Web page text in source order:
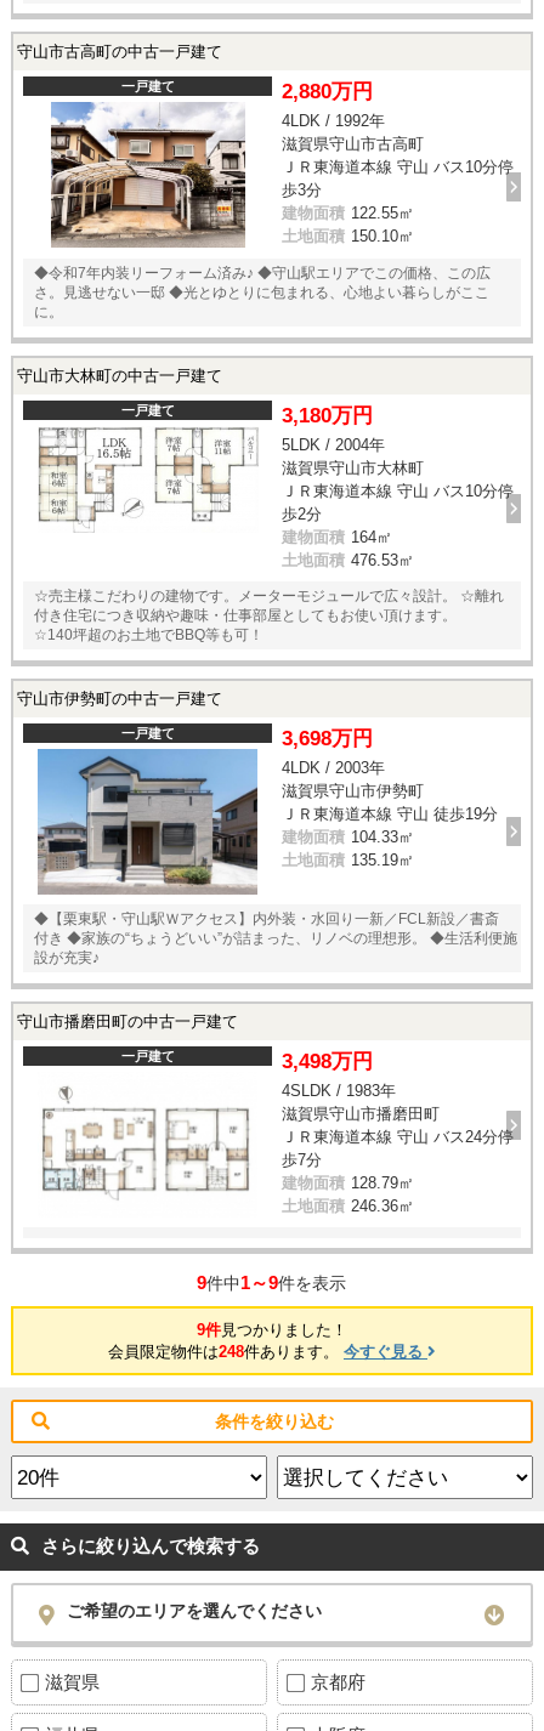
守山市古高町の中古一戸建て
一戸建て 2,880万円
4LDK / 1992年
滋賀県守山市古高町
ＪＲ東海道本線 守山 バス10分停
歩3分
建物面積 122.55㎡
土地面積 150.10㎡
◆令和7年内装リーフォーム済み♪ ◆守山駅エリアでこの価格、この広
さ。見逃せない一邸 ◆光とゆとりに包まれる、心地よい暮らしがここ
に。
守山市大林町の中古一戸建て
一戸建て 3,180万円
5LDK / 2004年
滋賀県守山市大林町
ＪＲ東海道本線 守山 バス10分停
歩2分
建物面積 164㎡
土地面積 476.53㎡
☆売主様こだわりの建物です。メーターモジュールで広々設計。 ☆離れ
付き住宅につき収納や趣味・仕事部屋としてもお使い頂けます。
☆140坪超のお土地でBBQ等も可！
守山市伊勢町の中古一戸建て
一戸建て 3,698万円
4LDK / 2003年
滋賀県守山市伊勢町
ＪＲ東海道本線 守山 徒歩19分
建物面積 104.33㎡
土地面積 135.19㎡
◆【栗東駅・守山駅Ｗアクセス】内外装・水回り一新／FCL新設／書斎
付き ◆家族の“ちょうどいい”が詰まった、リノベの理想形。 ◆生活利便施
設が充実♪
守山市播磨田町の中古一戸建て
一戸建て 3,498万円
4SLDK / 1983年
滋賀県守山市播磨田町
ＪＲ東海道本線 守山 バス24分停
歩7分
建物面積 128.79㎡
土地面積 246.36㎡
9件中1～9件を表示
9件見つかりました！
会員限定物件は248件あります。 今すぐ見る
条件を絞り込む
さらに絞り込んで検索する
ご希望のエリアを選んでください
滋賀県 京都府